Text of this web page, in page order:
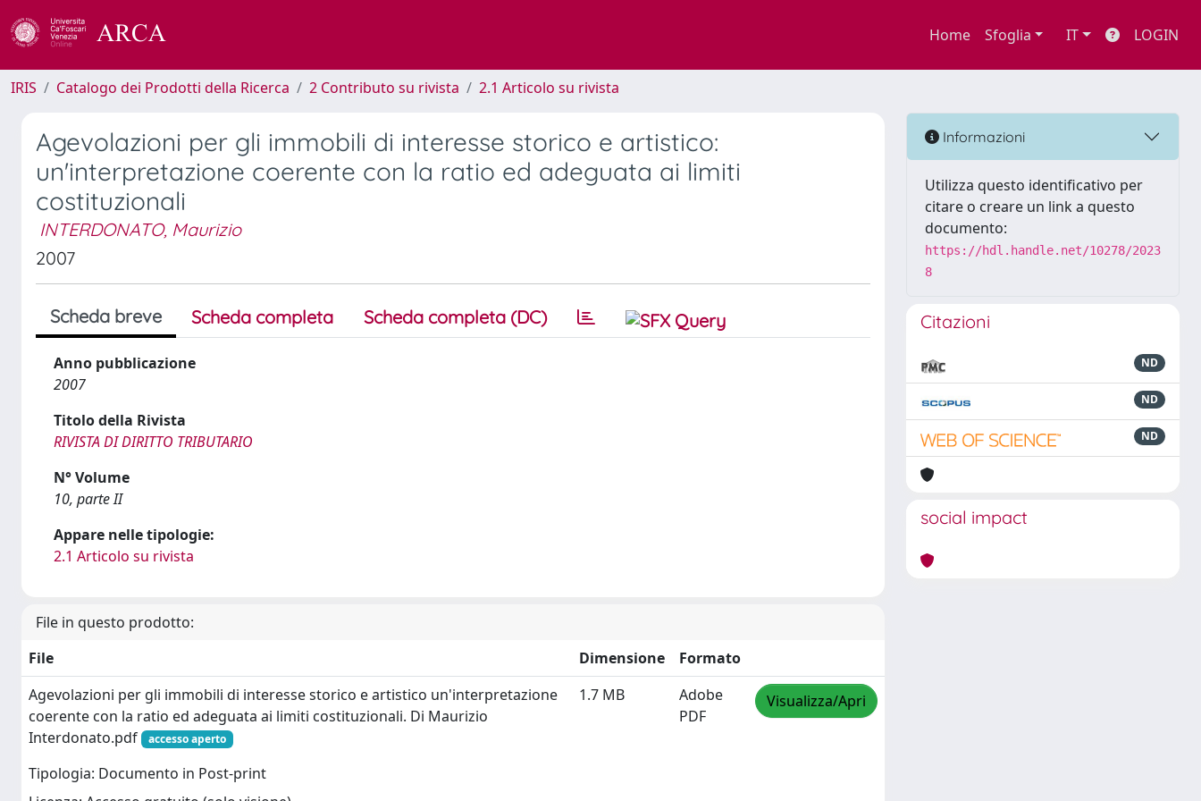
Home Sfoglia IT LOGIN
IRIS Catalogo dei Prodotti della Ricerca 2 Contributo su rivista 2.1 Articolo su rivista
Agevolazioni per gli immobili di interesse storico e artistico:
un'interpretazione coerente con la ratio ed adeguata ai limiti
costituzionali
INTERDONATO, Maurizio
2007
Scheda breve Scheda completa Scheda completa (DC)
Anno pubblicazione
2007
Titolo della Rivista
RIVISTA DI DIRITTO TRIBUTARIO
N° Volume
10, parte II
Appare nelle tipologie:
2.1 Articolo su rivista
File in questo prodotto:
File
Dimensione
Formato
Agevolazioni per gli immobili di interesse storico e artistico un'interpretazione
coerente con la ratio ed adeguata ai limiti costituzionali. Di Maurizio
Interdonato.pdf
accesso aperto
Tipologia: Documento in Post-print
1.7 MB
Adobe
PDF
Visualizza/Apri
Informazioni
Utilizza questo identificativo per
citare o creare un link a questo
documento:
https://hdl.handle.net/10278/2023
8
Citazioni
ND
ND
ND
social impact